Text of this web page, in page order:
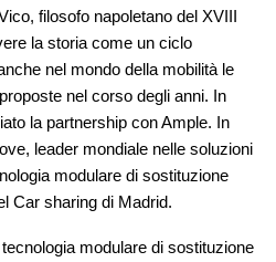
filosofo napoletano del XVIII
la storia come un ciclo
nel mondo della mobilità le
nel corso degli anni. In
la partnership con Ample. In
leader mondiale nelle soluzioni
modulare di sostituzione
Car sharing di Madrid.
modulare di sostituzione